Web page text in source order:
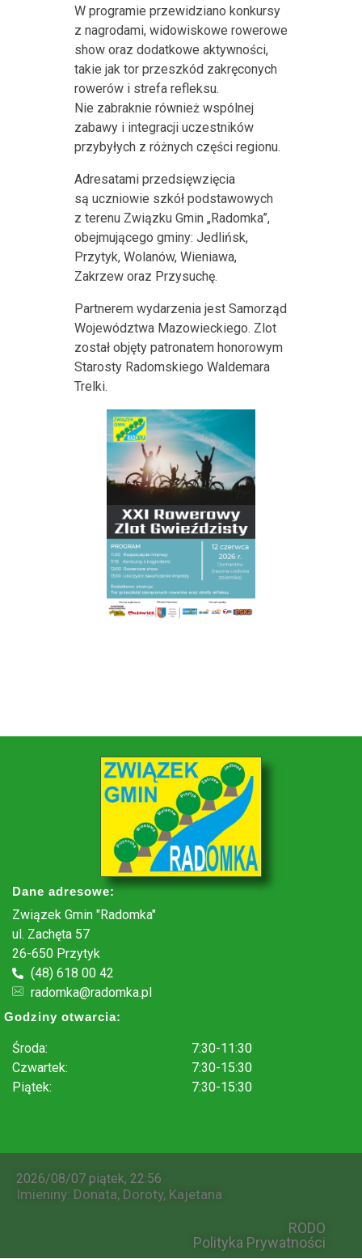
W programie przewidziano konkursy
z nagrodami, widowiskowe rowerowe
show oraz dodatkowe aktywności,
takie jak tor przeszkód zakręconych
rowerów i strefa refleksu.
Nie zabraknie również wspólnej
zabawy i integracji uczestników
przybyłych z różnych części regionu.
Adresatami przedsięwzięcia
są uczniowie szkół podstawowych
z terenu Związku Gmin „Radomka”,
obejmującego gminy: Jedlińsk,
Przytyk, Wolanów, Wieniawa,
Zakrzew oraz Przysuchę.
Partnerem wydarzenia jest Samorząd
Województwa Mazowieckiego. Zlot
został objęty patronatem honorowym
Starosty Radomskiego Waldemara
Trelki.
Dane adresowe:
Związek Gmin "Radomka"
ul. Zachęta 57
26-650 Przytyk
(48) 618 00 42
radomka@radomka.pl
Godziny otwarcia:
Środa:
Czwartek:
Piątek:
7:30-11:30
7:30-15:30
7:30-15:30
2026/08/07 piątek, 22:56
Imieniny: Donata, Doroty, Kajetana
RODO
Polityka Prywatności